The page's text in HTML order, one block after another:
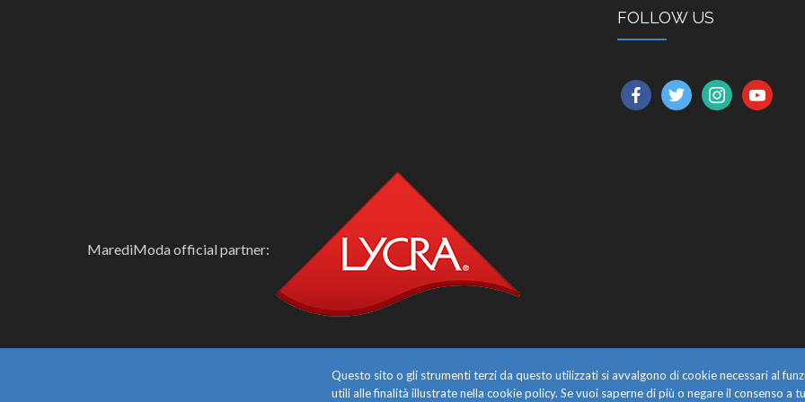
FOLLOW US
facebooktwitterinstagramyoutube
MarediModa official partner:
Questo sito o gli strumenti terzi da questo utilizzati si avvalgono di cookie necessari al
utili alle finalità illustrate nella cookie policy. Se vuoi saperne di più o negare il consenso a